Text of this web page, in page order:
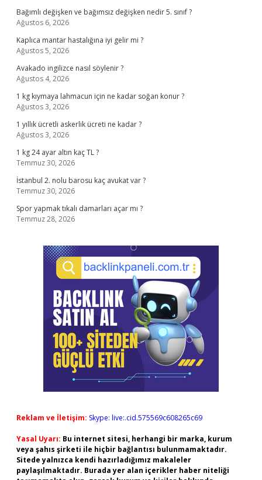
Bağımlı değişken ve bağımsız değişken nedir 5. sınıf ?
Ağustos 6, 2026
Kaplıca mantar hastalığına iyi gelir mi ?
Ağustos 5, 2026
Avakado ingilizce nasıl söylenir ?
Ağustos 4, 2026
1 kg kıymaya lahmacun için ne kadar soğan konur ?
Ağustos 3, 2026
1 yıllık ücretli askerlik ücreti ne kadar ?
Ağustos 3, 2026
1 kg 24 ayar altın kaç TL ?
Temmuz 30, 2026
İstanbul 2. nolu barosu kaç avukat var ?
Temmuz 30, 2026
Spor yapmak tıkalı damarları açar mı ?
Temmuz 28, 2026
Reklam ve İletişim: Skype: live:.cid.575569c608265c69
Yasal Uyarı: Bu internet sitesi, herhangi bir marka, kurum
veya şahıs şirketi ile hiçbir bağlantısı bulunmamaktadır.
Sitede yalnızca kendi hazırladığımız makaleler
paylaşılmaktadır. Burada yer alan içerikler haber niteliği